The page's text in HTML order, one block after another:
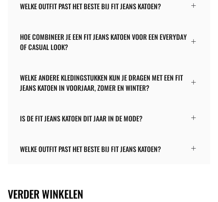
WELKE OUTFIT PAST HET BESTE BIJ FIT JEANS KATOEN?
HOE COMBINEER JE EEN FIT JEANS KATOEN VOOR EEN EVERYDAY
OF CASUAL LOOK?
WELKE ANDERE KLEDINGSTUKKEN KUN JE DRAGEN MET EEN FIT
JEANS KATOEN IN VOORJAAR, ZOMER EN WINTER?
IS DE FIT JEANS KATOEN DIT JAAR IN DE MODE?
WELKE OUTFIT PAST HET BESTE BIJ FIT JEANS KATOEN?
VERDER WINKELEN